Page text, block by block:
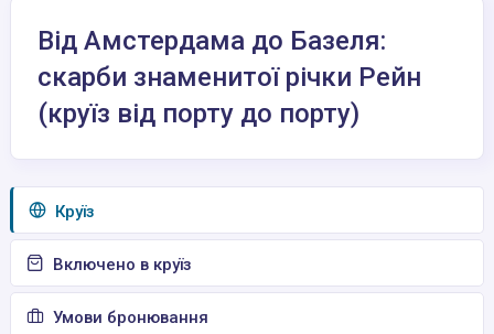
Від Амстердама до Базеля:
скарби знаменитої річки Рейн
(круїз від порту до порту)
Круїз
Включено в круїз
Умови бронювання